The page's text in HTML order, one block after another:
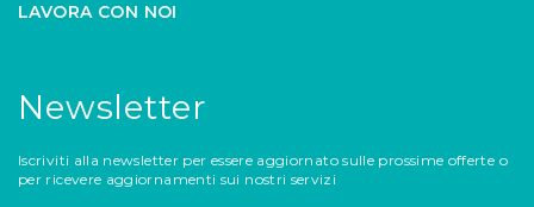
LAVORA CON NOI
Newsletter
Iscriviti alla newsletter per essere aggiornato sulle prossime offerte o
per ricevere aggiornamenti sui nostri servizi